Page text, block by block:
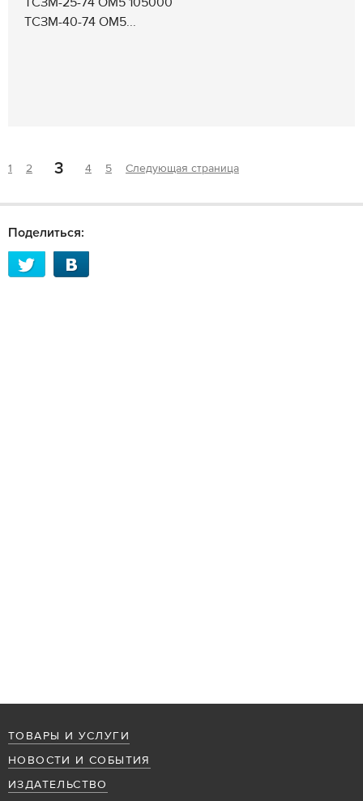
ТСЗМ-40-74 ОМ5...
1 2 3 4 5 Следующая страница
Поделиться:
ТОВАРЫ И УСЛУГИ
НОВОСТИ И СОБЫТИЯ
ИЗДАТЕЛЬСТВО